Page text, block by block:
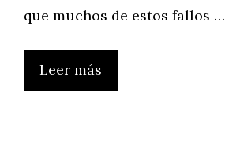
que muchos de estos fallos …
Leer más